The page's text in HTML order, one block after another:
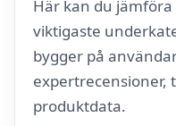
Här kan du
viktigaste
bygger på
expertrecensioner,
produktdata.